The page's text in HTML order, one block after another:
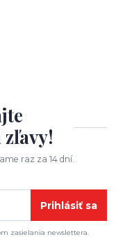
raz za 14 dní.
Prihlásiť sa
zasielania newslettera.